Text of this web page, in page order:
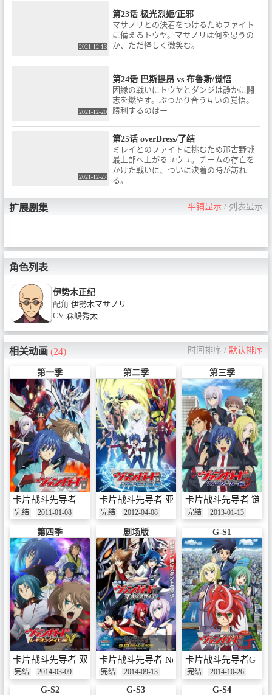
2021-12-13
第23话 极光烈姬/正邪
マサノリとの決着をつけるためファイト
に備えるトウヤ。マサノリは何を思うの
か、ただ怪しく微笑む。
2021-12-20
第24话 巴斯提昂 vs 布鲁斯/觉悟
因縁の戦いにトウヤとダンジは静かに闘
志を燃やす。ぶつかり合う互いの覚悟。
勝利するのはー
2021-12-27
第25话 overDress/了结
ミレイとのファイトに挑むため那古野城
最上部へ上がるユウユ。チームの存亡を
かけた戦いに、ついに決着の時が訪れ
る。
扩展剧集 平铺显示 / 列表显示
角色列表
伊势木正纪
配角 伊勢木マサノリ
CV 森嶋秀太
相关动画(24) 时间排序 / 默认排序
第一季
卡片战斗先导者
完结 2011-01-08
第二季
卡片战斗先导者 亚洲巡回赛篇
完结 2012-04-08
第三季
卡片战斗先导者 链环
完结 2013-01-13
第四季
卡片战斗先导者 双斗盟友篇
完结 2014-03-09
剧场版
卡片战斗先导者 Neon Messiah
完结 2014-09-13
G-S1
卡片战斗先导者G
完结 2014-10-26
G-S2 G-S3 G-S4